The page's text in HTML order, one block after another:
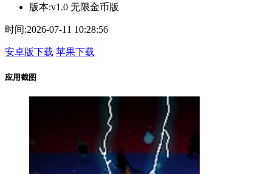
版本:v1.0 无限金币版
时间:2026-07-11 10:28:56
安卓版下载 苹果下载
应用截图